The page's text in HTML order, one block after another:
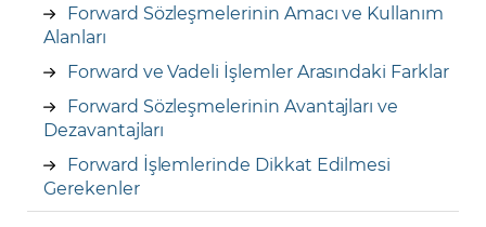
Forward Sözleşmelerinin Amacı ve Kullanım
Alanları
Forward ve Vadeli İşlemler Arasındaki Farklar
Forward Sözleşmelerinin Avantajları ve
Dezavantajları
Forward İşlemlerinde Dikkat Edilmesi
Gerekenler